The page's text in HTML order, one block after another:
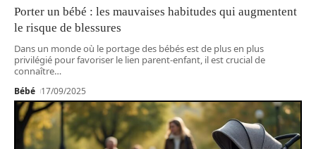
Porter un bébé : les mauvaises habitudes qui augmentent
le risque de blessures
Dans un monde où le portage des bébés est de plus en plus
privilégié pour favoriser le lien parent-enfant, il est crucial de
connaître…
Bébé 17/09/2025